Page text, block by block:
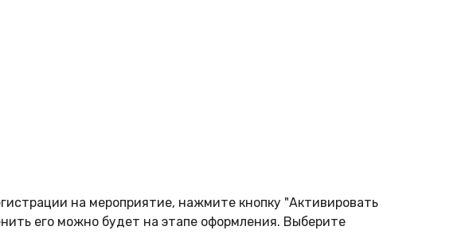
на мероприятие, нажмите кнопку "Активировать
его можно будет на этапе оформления. Выберите